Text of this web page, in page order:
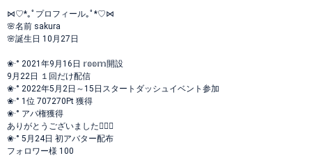
⋈♡*｡ﾟプロフィール｡ﾟ*♡⋈
🌸名前 sakura
🌸誕生日 10月27日
❀·° 2021年9月16日 𝕣𝕠𝕠𝕞開設
9月22日 １回だけ配信
❀·° 2022年5月2日～15日スタートダッシュイベント参加
❀·° 1位 707270Pt 獲得
❀·° アバ権獲得
ありがとうございました🙇🏻‍♀️
❀·° 5月24日 初アバター配布
フォロワー様 100